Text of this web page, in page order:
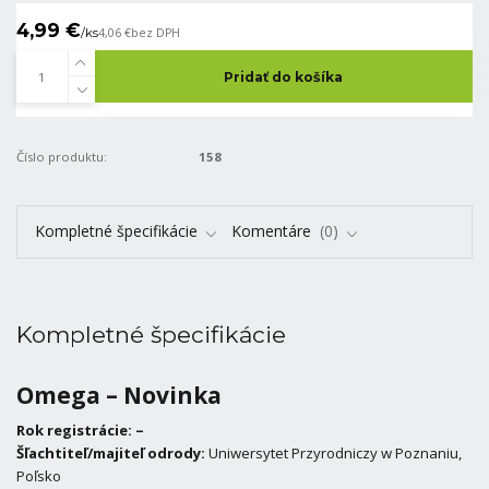
4,99 €/ks4,06 €bez DPH
Pridať do košíka
Číslo produktu: 158
Kompletné špecifikácie Komentáre 0
Kompletné špecifikácie
Omega – Novinka
Rok registrácie: –
Šľachtiteľ/majiteľ odrody: Uniwersytet Przyrodniczy w Poznaniu,
Poľsko